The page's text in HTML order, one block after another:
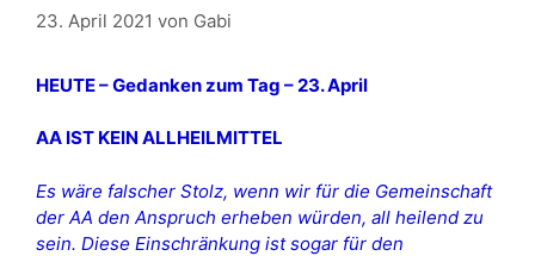
23. April 2021 von Gabi
HEUTE – Gedanken zum Tag – 23. April
AA IST KEIN ALLHEILMITTEL
Es wäre falscher Stolz, wenn wir für die Gemeinschaft
der AA den Anspruch erheben würden, all heilend zu
sein. Diese Einschränkung ist sogar für den